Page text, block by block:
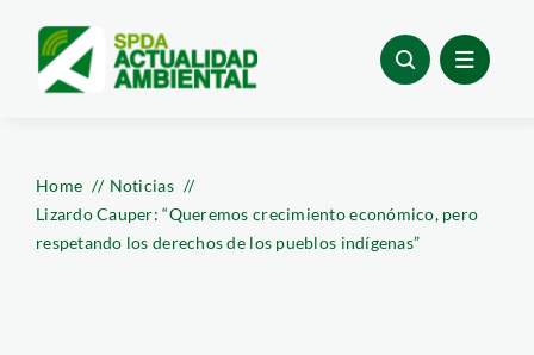
content
Home
Noticias
Lizardo Cauper: “Queremos crecimiento económico, pero
respetando los derechos de los pueblos indígenas”